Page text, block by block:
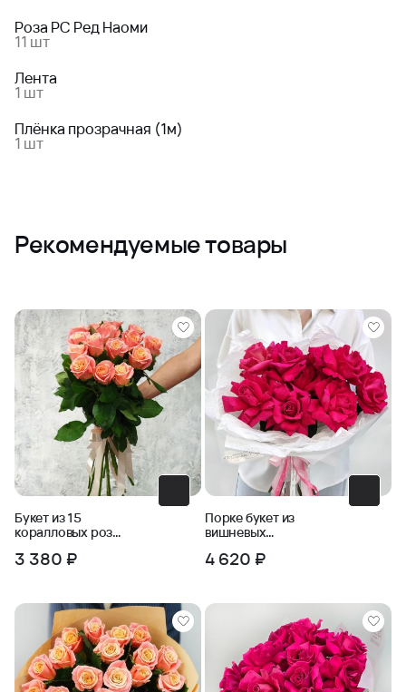
Роза РС Ред Наоми
11 шт
Лента
1 шт
Плёнка прозрачная (1м)
1 шт
Рекомендуемые товары
Букет из 15
коралловых роз
3 380 ₽
Порке букет из
вишневых
упаковке
4 620 ₽